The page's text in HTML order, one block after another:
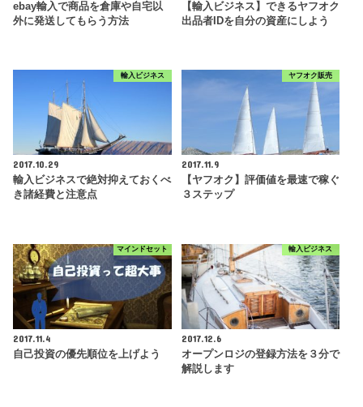
ebay輸入で商品を倉庫や自宅以
外に発送してもらう方法
【輸入ビジネス】できるヤフオク
出品者IDを自分の資産にしよう
輸入ビジネス
2017.10.29
輸入ビジネスで絶対抑えておくべ
き諸経費と注意点
ヤフオク販売
2017.11.9
【ヤフオク】評価値を最速で稼ぐ
３ステップ
マインドセット
2017.11.4
自己投資の優先順位を上げよう
輸入ビジネス
2017.12.6
オープンロジの登録方法を３分で
解説します